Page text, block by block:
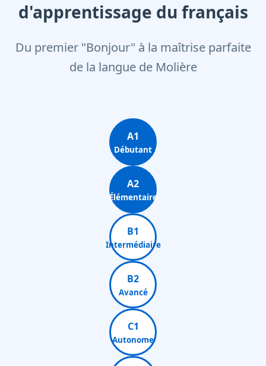
d'apprentissage du français
Du premier "Bonjour" à la maîtrise parfaite
de la langue de Molière
A1
Débutant
A2
Élémentaire
B1
Intermédiaire
B2
Avancé
C1
Autonome